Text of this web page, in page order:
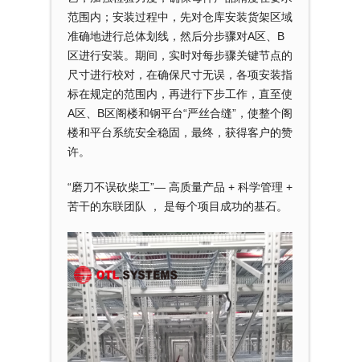
范围内；安装过程中，先对仓库安装货架区域
准确地进行总体划线，然后分步骤对A区、B
区进行安装。期间，实时对每步骤关键节点的
尺寸进行校对，在确保尺寸无误，各项安装指
标在规定的范围内，再进行下步工作，直至使
A区、B区阁楼和钢平台“严丝合缝”，使整个阁
楼和平台系统安全稳固，最终，获得客户的赞
许。
“磨刀不误砍柴工”— 高质量产品 + 科学管理 +
苦干的东联团队 ， 是每个项目成功的基石。